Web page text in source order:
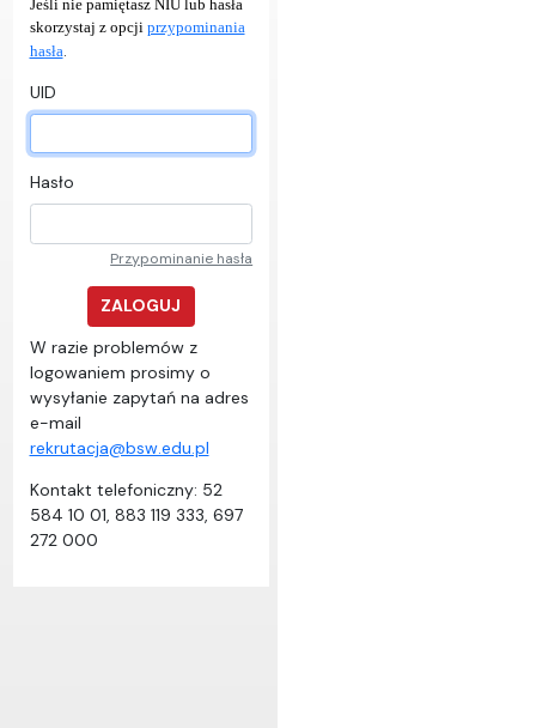
Jeśli nie pamiętasz NIU lub hasła
skorzystaj z opcji przypominania
hasła
UID
Hasło
Przypominanie hasła
ZALOGUJ
W razie problemów z
logowaniem prosimy o
wysyłanie zapytań na adres
e-mail
rekrutacja@bsw.edu.pl
Kontakt telefoniczny: 52
584 10 01, 883 119 333, 697
272 000